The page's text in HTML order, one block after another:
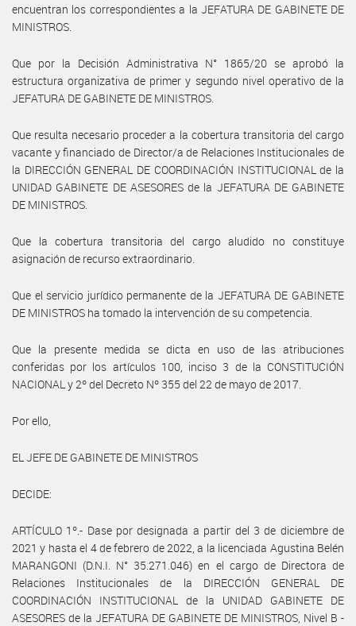
encuentran los correspondientes a la JEFATURA DE GABINETE DE
MINISTROS.
Que por la Decisión Administrativa N° 1865/20 se aprobó la
estructura organizativa de primer y segundo nivel operativo de la
JEFATURA DE GABINETE DE MINISTROS.
Que resulta necesario proceder a la cobertura transitoria del cargo
vacante y financiado de Director/a de Relaciones Institucionales de
la DIRECCIÓN GENERAL DE COORDINACIÓN INSTITUCIONAL de la
UNIDAD GABINETE DE ASESORES de la JEFATURA DE GABINETE
DE MINISTROS.
Que la cobertura transitoria del cargo aludido no constituye
asignación de recurso extraordinario.
Que el servicio jurídico permanente de la JEFATURA DE GABINETE
DE MINISTROS ha tomado la intervención de su competencia.
Que la presente medida se dicta en uso de las atribuciones
conferidas por los artículos 100, inciso 3 de la CONSTITUCIÓN
NACIONAL y 2º del Decreto Nº 355 del 22 de mayo de 2017.
Por ello,
EL JEFE DE GABINETE DE MINISTROS
DECIDE:
ARTÍCULO 1º.- Dase por designada a partir del 3 de diciembre de
2021 y hasta el 4 de febrero de 2022, a la licenciada Agustina Belén
MARANGONI (D.N.I. N° 35.271.046) en el cargo de Directora de
Relaciones Institucionales de la DIRECCIÓN GENERAL DE
COORDINACIÓN INSTITUCIONAL de la UNIDAD GABINETE DE
ASESORES de la JEFATURA DE GABINETE DE MINISTROS, Nivel B -